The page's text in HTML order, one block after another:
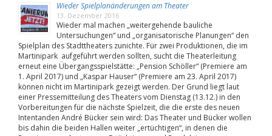
Wieder Spielplanänderungen am Theater
13. Dezember 2016
Wieder mal machen „weitergehende bauliche
Untersuchungen“ und „organisatorische Planungen“ den
Spielplan des Stadttheaters zunichte. Für zwei Produktionen, die im
Martinipark aufgeführt werden sollten, sucht die Theaterleitung
erneut eine Übergangsspielstätte: „Pension Schöller“ (Premiere am
1. April 2017) und „Kaspar Hauser“ (Premiere am 23. April 2017)
können nicht im Martinipark gezeigt werden. Der Grund liegt laut
einer Pressemitteilung des Theaters vom Dienstag (13.12.) in den
Vorbereitungen für die nächste Spielzeit, die die erste des neuen
Intentanden André Bücker sein wird: Das Theater und Bücker wollen
bis dahin die beiden Hallen weiter „ertüchtigen“, in denen die